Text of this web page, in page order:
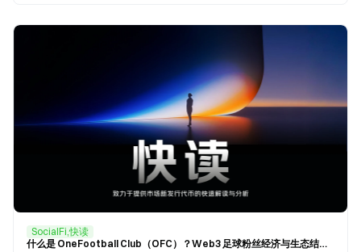
SocialFi,快读
什么是 OneFootball Club（OFC）？Web3 足球粉丝经济与生态结构解析